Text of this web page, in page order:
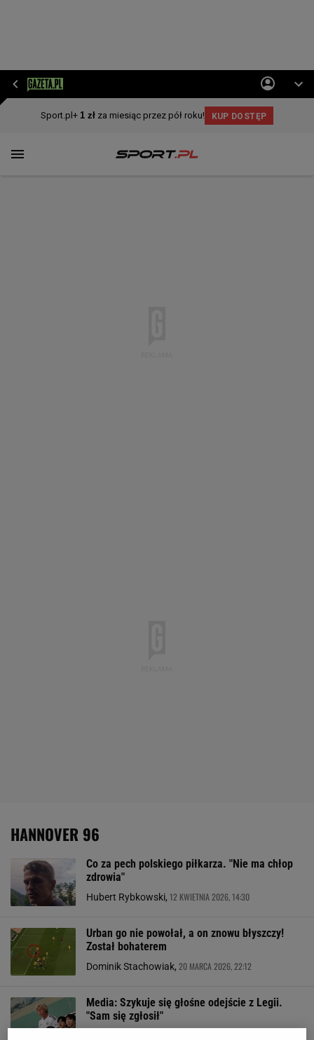
HANNOVER 96
Co za pech polskiego piłkarza. "Nie ma chłop
zdrowia"
Hubert Rybkowski, 12 KWIETNIA 2026, 14:30
Urban go nie powołał, a on znowu błyszczy!
Został bohaterem
Dominik Stachowiak, 20 MARCA 2026, 22:12
Media: Szykuje się głośne odejście z Legii.
"Sam się zgłosił"